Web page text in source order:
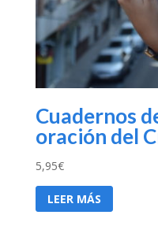
Cuadernos
oración del
5,95€
LEER MÁS